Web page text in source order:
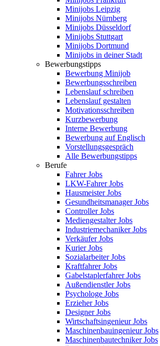
Minijobs Leipzig
Minijobs Nürnberg
Minijobs Düsseldorf
Minijobs Stuttgart
Minijobs Dortmund
Minijobs in deiner Stadt
Bewerbungstipps
Bewerbung Minijob
Bewerbungsschreiben
Lebenslauf schreiben
Lebenslauf gestalten
Motivationsschreiben
Kurzbewerbung
Interne Bewerbung
Bewerbung auf Englisch
Vorstellungsgespräch
Alle Bewerbungstipps
Berufe
Fahrer Jobs
LKW-Fahrer Jobs
Hausmeister Jobs
Gesundheitsmanager Jobs
Controller Jobs
Mediengestalter Jobs
Industriemechaniker Jobs
Verkäufer Jobs
Kurier Jobs
Sozialarbeiter Jobs
Kraftfahrer Jobs
Gabelstaplerfahrer Jobs
Außendienstler Jobs
Psychologe Jobs
Erzieher Jobs
Designer Jobs
Wirtschaftsingenieur Jobs
Maschinenbauingenieur Jobs
Maschinenbautechniker Jobs